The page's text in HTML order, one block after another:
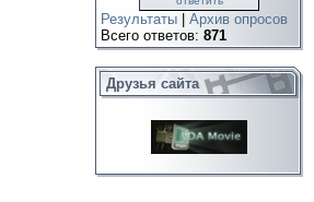
Результаты
Архив опросов
Всего ответов: 871
Друзья сайта